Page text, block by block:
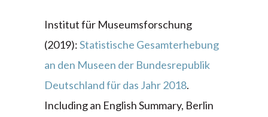
Institut für Museumsforschung
(2019):Statistische Gesamterhebung
an den Museen der Bundesrepublik
Deutschland für das Jahr 2018.
Including an English Summary, Berlin